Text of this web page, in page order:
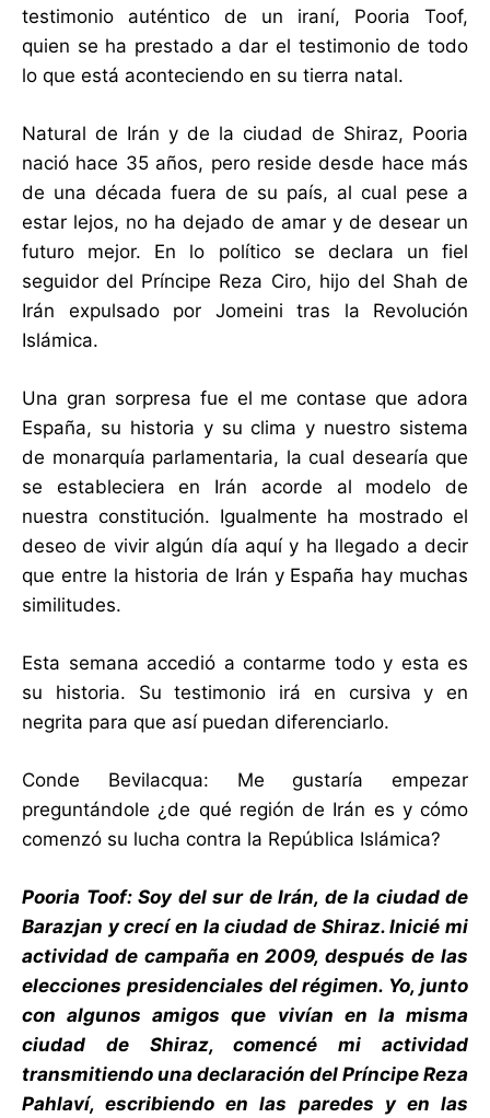
testimonio auténtico de un iraní, Pooria Toof,
quien se ha prestado a dar el testimonio de todo
lo que está aconteciendo en su tierra natal.
Natural de Irán y de la ciudad de Shiraz, Pooria
nació hace 35 años, pero reside desde hace más
de una década fuera de su país, al cual pese a
estar lejos, no ha dejado de amar y de desear un
futuro mejor. En lo político se declara un fiel
seguidor del Príncipe Reza Ciro, hijo del Shah de
Irán expulsado por Jomeini tras la Revolución
Islámica.
Una gran sorpresa fue el me contase que adora
España, su historia y su clima y nuestro sistema
de monarquía parlamentaria, la cual desearía que
se estableciera en Irán acorde al modelo de
nuestra constitución. Igualmente ha mostrado el
deseo de vivir algún día aquí y ha llegado a decir
que entre la historia de Irán y España hay muchas
similitudes.
Esta semana accedió a contarme todo y esta es
su historia. Su testimonio irá en cursiva y en
negrita para que así puedan diferenciarlo.
Conde Bevilacqua: Me gustaría empezar
preguntándole ¿de qué región de Irán es y cómo
comenzó su lucha contra la República Islámica?
Pooria Toof: Soy del sur de Irán, de la ciudad de
Barazjan y crecí en la ciudad de Shiraz. Inicié mi
actividad de campaña en 2009, después de las
elecciones presidenciales del régimen. Yo, junto
con algunos amigos que vivían en la misma
ciudad de Shiraz, comencé mi actividad
transmitiendo una declaración del Príncipe Reza
Pahlaví, escribiendo en las paredes y en las